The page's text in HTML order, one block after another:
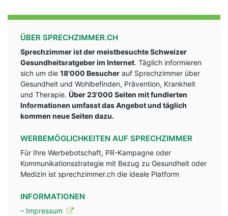
ÜBER SPRECHZIMMER.CH
Sprechzimmer ist der meistbesuchte Schweizer
Gesundheitsratgeber im Internet. Täglich informieren
sich um die 18'000 Besucher auf Sprechzimmer über
Gesundheit und Wohlbefinden, Prävention, Krankheit
und Therapie. Über 23'000 Seiten mit fundlerten
Informationen umfasst das Angebot und täglich
kommen neue Seiten dazu.
WERBEMÖGLICHKEITEN AUF SPRECHZIMMER
Für Ihre Werbebotschaft, PR-Kampagne oder
Kommunikationsstrategie mit Bezug zu Gesundheit oder
Medizin ist sprechzimmer.ch die ideale Platform
INFORMATIONEN
– Impressum